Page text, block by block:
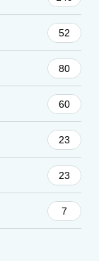
52
80
60
23
23
7